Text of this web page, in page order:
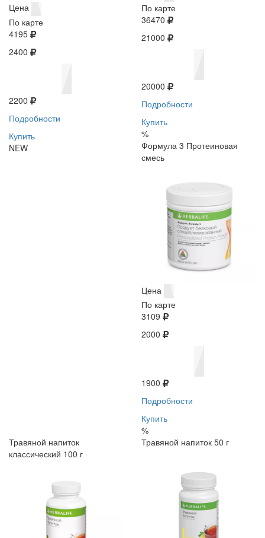
Цена
По карте
4195
2400
2200
Подробности
Купить
NEW
По карте
36470
21000
20000
Подробности
Купить
%
Формула 3 Протеиновая
смесь
Цена
По карте
3109
2000
1900
Подробности
Купить
%
Травяной напиток
классический 100 г
Травяной напиток 50 г